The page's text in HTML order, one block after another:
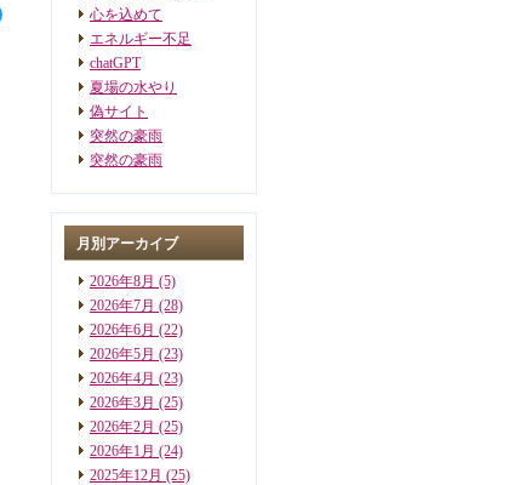
心を込めて
エネルギー不足
chatGPT
夏場の水やり
偽サイト
突然の豪雨
突然の豪雨
月別アーカイブ
2026年8月 (5)
2026年7月 (28)
2026年6月 (22)
2026年5月 (23)
2026年4月 (23)
2026年3月 (25)
2026年2月 (25)
2026年1月 (24)
2025年12月 (25)